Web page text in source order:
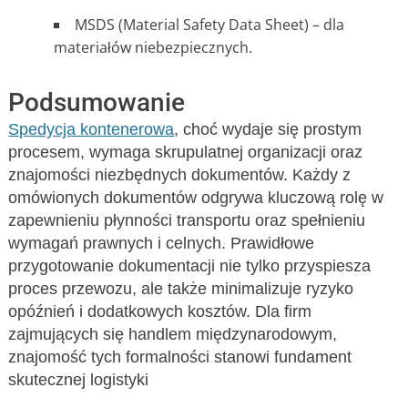
MSDS (Material Safety Data Sheet) – dla
materiałów niebezpiecznych.
Podsumowanie
Spedycja kontenerowa, choć wydaje się prostym
procesem, wymaga skrupulatnej organizacji oraz
znajomości niezbędnych dokumentów. Każdy z
omówionych dokumentów odgrywa kluczową rolę w
zapewnieniu płynności transportu oraz spełnieniu
wymagań prawnych i celnych. Prawidłowe
przygotowanie dokumentacji nie tylko przyspiesza
proces przewozu, ale także minimalizuje ryzyko
opóźnień i dodatkowych kosztów. Dla firm
zajmujących się handlem międzynarodowym,
znajomość tych formalności stanowi fundament
skutecznej logistyki